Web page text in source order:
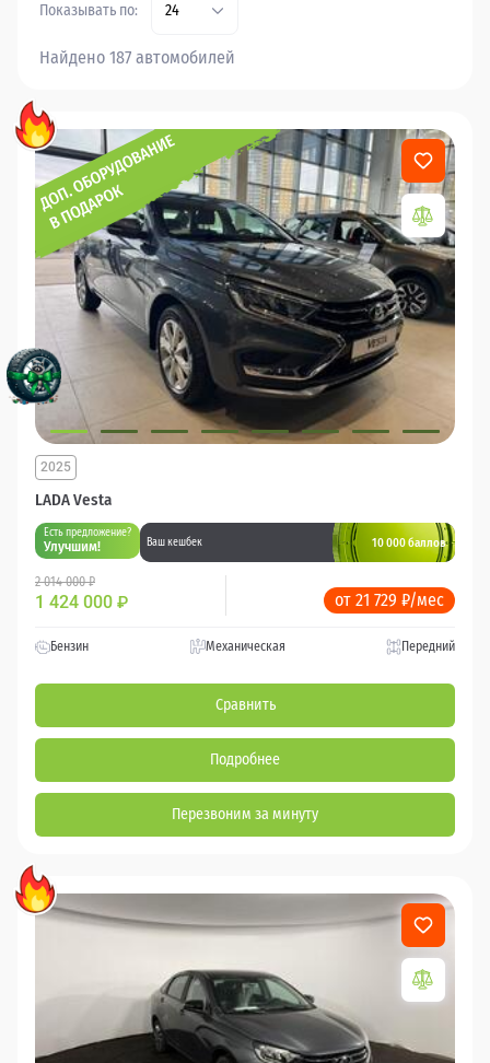
Показывать по: 24
Найдено 187 автомобилей
LADA Vesta
2025
Есть предложение?
Улучшим! Ваш кешбек 10 000 баллов
2 014 000 ₽
1 424 000 ₽ от 21 729 ₽/мес
Бензин Механическая Передний
Сравнить
Подробнее
Перезвоним за минуту